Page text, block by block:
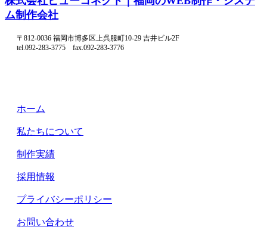
ム制作会社
〒812-0036 福岡市博多区上呉服町10-29 吉井ビル2F
tel.092-283-3775 fax.092-283-3776
ホーム
私たちについて
制作実績
採用情報
プライバシーポリシー
お問い合わせ